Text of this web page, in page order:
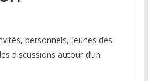
personnels, jeunes des
discussions autour d’un